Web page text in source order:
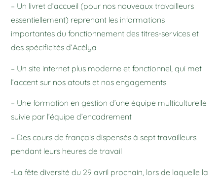
– Un livret d’accueil (pour nos nouveaux travailleurs
essentiellement) reprenant les informations
importantes du fonctionnement des titres-services et
des spécificités d’Acélya
– Un site internet plus moderne et fonctionnel, qui met
l’accent sur nos atouts et nos engagements
– Une formation en gestion d’une équipe multiculturelle
suivie par l’équipe d’encadrement
– Des cours de français dispensés à sept travailleurs
pendant leurs heures de travail
-La fête diversité du 29 avril prochain, lors de laquelle la